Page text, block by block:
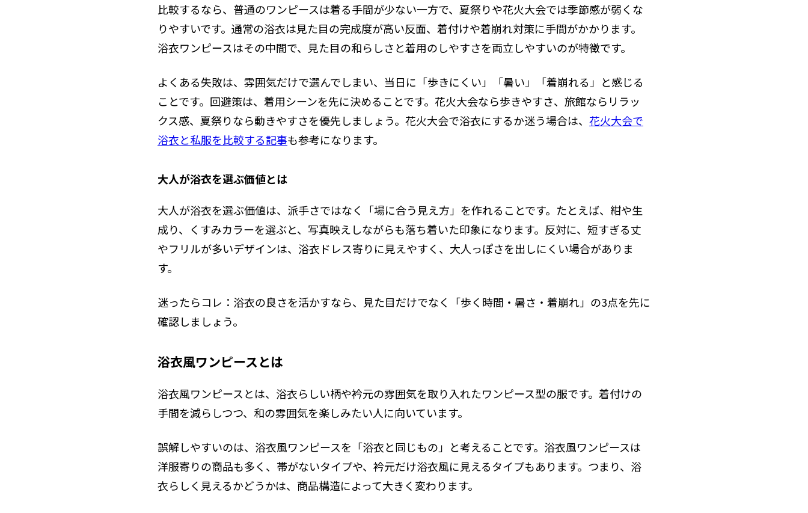
比較するなら、普通のワンピースは着る手間が少ない一方で、夏祭りや花火大会では季節感が弱くな
りやすいです。通常の浴衣は見た目の完成度が高い反面、着付けや着崩れ対策に手間がかかります。
浴衣ワンピースはその中間で、見た目の和らしさと着用のしやすさを両立しやすいのが特徴です。
よくある失敗は、雰囲気だけで選んでしまい、当日に「歩きにくい」「暑い」「着崩れる」と感じる
ことです。回避策は、着用シーンを先に決めることです。花火大会なら歩きやすさ、旅館ならリラッ
クス感、夏祭りなら動きやすさを優先しましょう。花火大会で浴衣にするか迷う場合は、 花火大会で
浴衣と私服を比較する記事も参考になります。
大人が浴衣を選ぶ価値とは
大人が浴衣を選ぶ価値は、派手さではなく「場に合う見え方」を作れることです。たとえば、紺や生
成り、くすみカラーを選ぶと、写真映えしながらも落ち着いた印象になります。反対に、短すぎる丈
やフリルが多いデザインは、浴衣ドレス寄りに見えやすく、大人っぽさを出しにくい場合がありま
す。
迷ったらコレ：浴衣の良さを活かすなら、見た目だけでなく「歩く時間・暑さ・着崩れ」の3点を先に
確認しましょう。
浴衣風ワンピースとは
浴衣風ワンピースとは、浴衣らしい柄や衿元の雰囲気を取り入れたワンピース型の服です。着付けの
手間を減らしつつ、和の雰囲気を楽しみたい人に向いています。
誤解しやすいのは、浴衣風ワンピースを「浴衣と同じもの」と考えることです。浴衣風ワンピースは
洋服寄りの商品も多く、帯がないタイプや、衿元だけ浴衣風に見えるタイプもあります。つまり、浴
衣らしく見えるかどうかは、商品構造によって大きく変わります。